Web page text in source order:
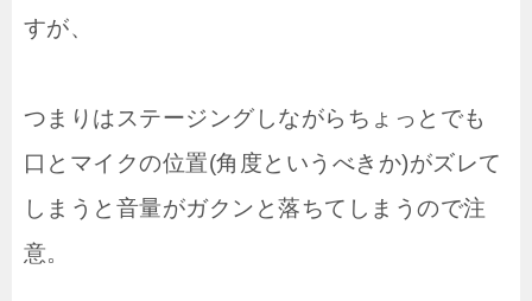
すが、
つまりはステージングしながらちょっとでも
口とマイクの位置(角度というべきか)がズレて
しまうと音量がガクンと落ちてしまうので注
意。